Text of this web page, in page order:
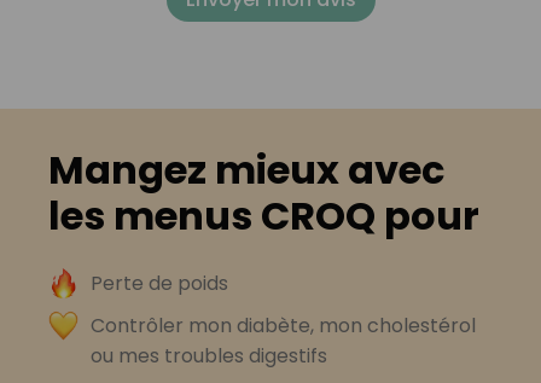
Mangez mieux avec
les menus CROQ pour
Perte de poids
Contrôler mon diabète, mon cholestérol
ou mes troubles digestifs